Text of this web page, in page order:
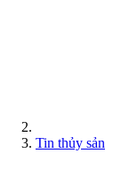
Tin thủy sản